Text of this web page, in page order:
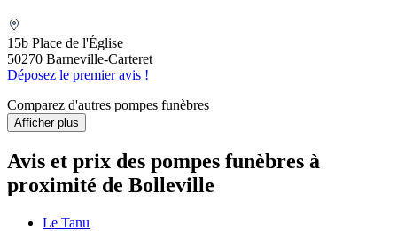
15b Place de l'Église
50270 Barneville-Carteret
Déposez le premier avis !
Comparez d'autres pompes funèbres
Afficher plus
Avis et prix des pompes funèbres à
proximité de Bolleville
Le Tanu